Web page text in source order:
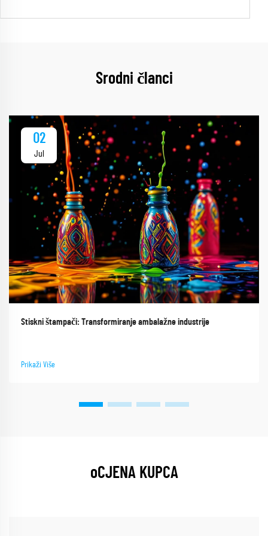
Srodni članci
02
Jul
Stiskni štampači: Transformiranje ambalažne industrije
Prikaži Više
oCJENA KUPCA